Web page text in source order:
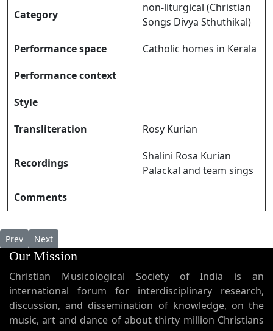
Category
non-liturgical (Christian
Songs Divya Sthuthikal)
Performance space
Catholic homes in Kerala
Performance context
Style
Transliteration
Rosy Kurian
Recordings
Shalini Rosa Kurian
Palackal and team sings
Comments
Previous article: Mizhi Thurakoo മിഴി തുറക്കൂ
Prev Next article: Mridhiye Nukarnnudhanathin മൃതിയെ
Next
Our Mission
Christian Musicological Society of India is an
international forum for interdisciplinary research,
discussion, and dissemination of knowledge, on the
music, art and dance of about thirty million Christians